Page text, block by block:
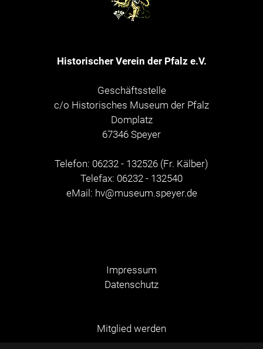
Historischer Verein der Pfalz e.V.
Geschäftsstelle
c/o Historisches Museum der Pfalz
Domplatz
67346 Speyer
Telefon: 06232 - 132526 (Fr. Kälber)
Telefax: 06232 - 132540
eMail: hv@museum.speyer.de
Impressum
Datenschutz
Mitglied werden